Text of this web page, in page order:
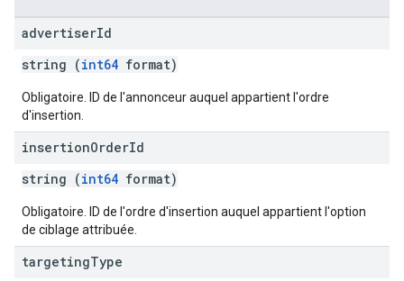
advertiserId
string (int64 format)
Obligatoire. ID de l'annonceur auquel appartient l'ordre
d'insertion.
insertionOrderId
string (int64 format)
Obligatoire. ID de l'ordre d'insertion auquel appartient l'option
de ciblage attribuée.
targetingType